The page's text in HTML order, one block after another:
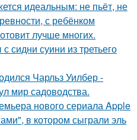
идеальным: не пьёт, не
с ребёнком
лучше многих.
сидни суини из третьего
Чарльз Уилбер -
мир садоводства.
нового сериала Apple
в котором сыграли эль